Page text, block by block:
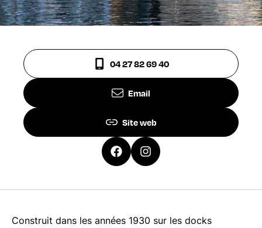
04 27 82 69 40
Email
Site web
Construit dans les années 1930 sur les docks